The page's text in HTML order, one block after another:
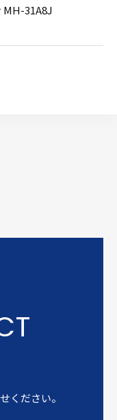
MH-31A8J
ください。